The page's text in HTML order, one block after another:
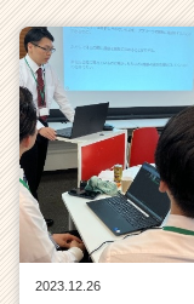
2023.12.26